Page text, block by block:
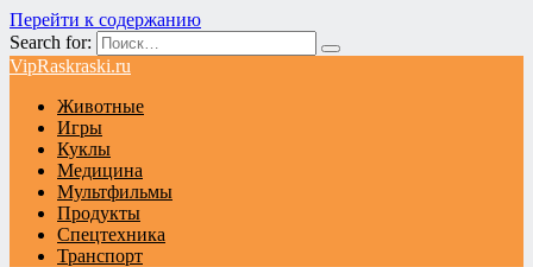
Перейти к содержанию
Search for:
VipRaskraski.ru
Животные
Игры
Куклы
Медицина
Мультфильмы
Продукты
Спецтехника
Транспорт